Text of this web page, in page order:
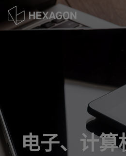
Skip
main
电子、计算